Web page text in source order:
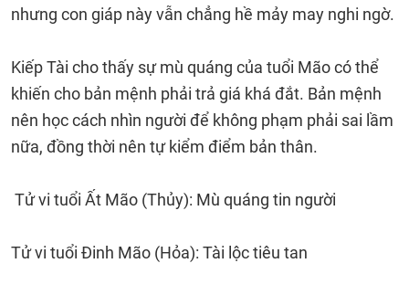
nhưng con giáp này vẫn chẳng hề mảy may nghi ngờ.
Kiếp Tài cho thấy sự mù quáng của tuổi Mão có thể
khiến cho bản mệnh phải trả giá khá đắt. Bản mệnh
nên học cách nhìn người để không phạm phải sai lầm
nữa, đồng thời nên tự kiểm điểm bản thân.
Tử vi tuổi Ất Mão (Thủy): Mù quáng tin người
Tử vi tuổi Đinh Mão (Hỏa): Tài lộc tiêu tan